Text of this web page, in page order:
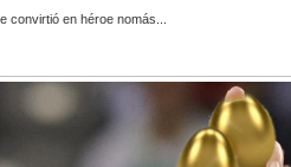
convirtió en héroe nomás...